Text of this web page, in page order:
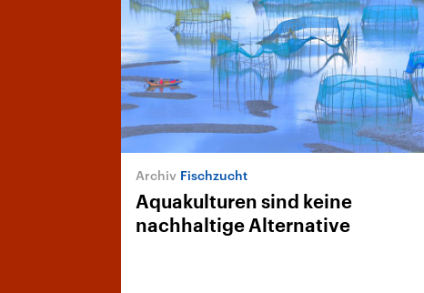
Fischzucht
Aquakulturen sind keine
nachhaltige Alternative